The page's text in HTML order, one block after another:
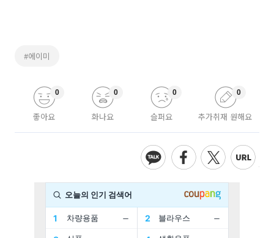
#에이미
좋아요
0
화나요
0
슬퍼요
0
추가취재 원해요
0